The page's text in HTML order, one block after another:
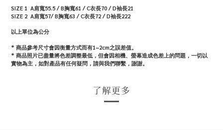
SIZE 1 A肩寬55.5 / B胸寬61 / C衣長70 / D袖長21
SIZE 2 A肩寬57/ B胸寬63 / C衣長72 / D袖長222
以上單位為公分
* 商品參考尺寸會因衡量方式而有1~2cm之誤差值。
* 商品照片已盡量將色差調整最低，但會因相機、螢幕造成色差上的問題，一切以
實物為主，如對產品有任何疑問，請與我們聯繫，謝謝。
了解更多